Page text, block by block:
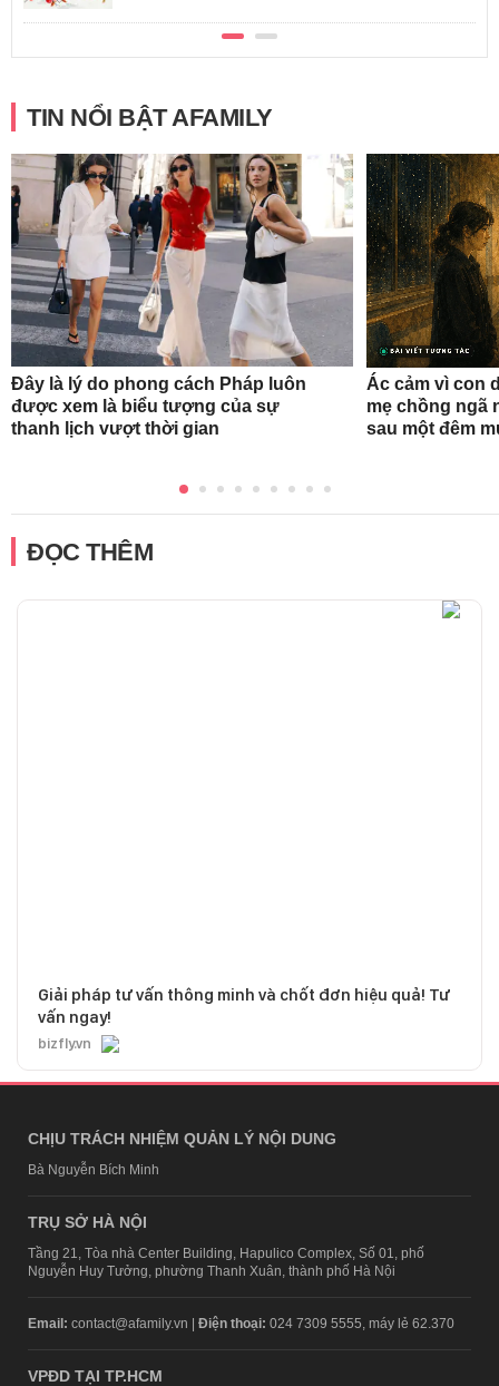
TIN NỔI BẬT AFAMILY
Đây là lý do phong cách Pháp luôn
được xem là biểu tượng của sự
thanh lịch vượt thời gian
Ác cảm vì con
mẹ chồng ngã
sau một đêm
ĐỌC THÊM
Giải pháp tư vấn thông minh và chốt đơn hiệu quả! Tư
vấn ngay!
bizfly.vn
CHỊU TRÁCH NHIỆM QUẢN LÝ NỘI DUNG
Bà Nguyễn Bích Minh
TRỤ SỞ HÀ NỘI
Tầng 21, Tòa nhà Center Building, Hapulico Complex, Số 01, phố
Nguyễn Huy Tưởng, phường Thanh Xuân, thành phố Hà Nội
Email: contact@afamily.vn | Điện thoại: 024 7309 5555, máy lẻ 62.370
VPĐD TẠI TP.HCM